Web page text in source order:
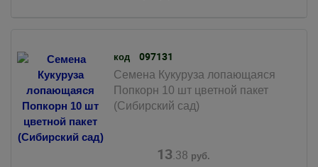
код 097131
Семена Кукуруза лопающаяся
Попкорн 10 шт цветной пакет
(Сибирский сад)
13.38 руб.